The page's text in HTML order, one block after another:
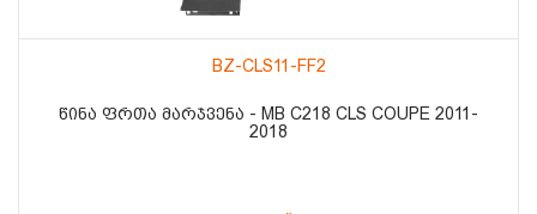
BZ-CLS11-FF2
ᲬᲘᲜᲐ ᲤᲠᲗᲐ ᲛᲐᲠᲯᲕᲔᲜᲐ - MB C218 CLS COUPE 2011-
2018